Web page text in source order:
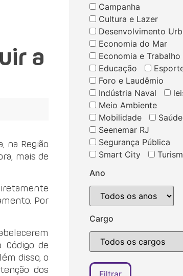
a
na Região
mais de
Por
Código de
disso, o
dos
Campanha
Cultura e Lazer
Desenvolvimento
Economia do Mar
Economia e Trabalho
Educação
Foro e Laudêmio
Indústria Naval
Meio Ambiente
Mobilidade
Saúde
Seenemar RJ
Segurança Pública
Smart City
Ano
Cargo